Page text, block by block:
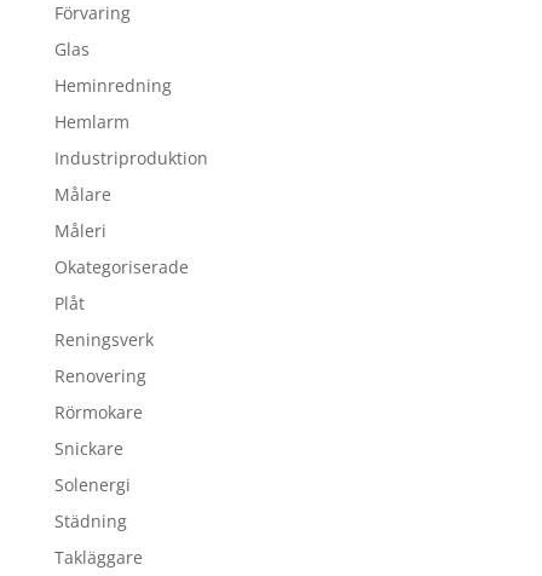
Förvaring
Glas
Heminredning
Hemlarm
Industriproduktion
Målare
Måleri
Okategoriserade
Plåt
Reningsverk
Renovering
Rörmokare
Snickare
Solenergi
Städning
Takläggare